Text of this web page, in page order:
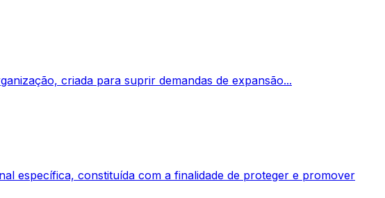
criada para suprir demandas de expansão...
específica, constituída com a finalidade de proteger e promover